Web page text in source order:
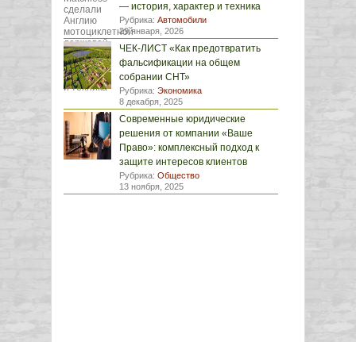
— история, характер и техника
Рубрика: Автомобили
29 января, 2026
ЧЕК-ЛИСТ «Как предотвратить
фальсификации на общем
собрании СНТ»
Рубрика: Экономика
8 декабря, 2025
Современные юридические
решения от компании «Ваше
Право»: комплексный подход к
защите интересов клиентов
Рубрика: Общество
13 ноября, 2025